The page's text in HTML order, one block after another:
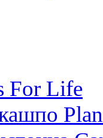
For Life